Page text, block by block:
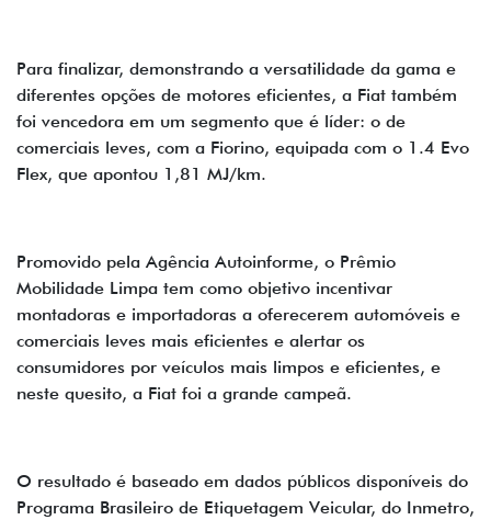
Para finalizar, demonstrando a versatilidade da gama e
diferentes opções de motores eficientes, a Fiat também
foi vencedora em um segmento que é líder: o de
comerciais leves, com a Fiorino, equipada com o 1.4 Evo
Flex, que apontou 1,81 MJ/km.
Promovido pela Agência Autoinforme, o Prêmio
Mobilidade Limpa tem como objetivo incentivar
montadoras e importadoras a oferecerem automóveis e
comerciais leves mais eficientes e alertar os
consumidores por veículos mais limpos e eficientes, e
neste quesito, a Fiat foi a grande campeã.
O resultado é baseado em dados públicos disponíveis do
Programa Brasileiro de Etiquetagem Veicular, do Inmetro,